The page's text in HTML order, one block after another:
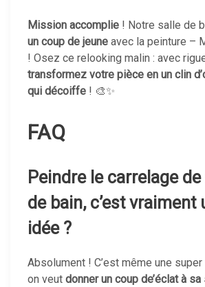
Mission accomplie ! Notre salle de
un coup de jeune avec la peinture –
! Osez ce relooking malin : avec
transformez votre pièce en un clin
qui décoiffe ! 🎨✨
FAQ
Peindre le carrelage
de bain, c’est vraiment
idée ?
Absolument ! C’est même une
on veut donner un coup de’éclat à